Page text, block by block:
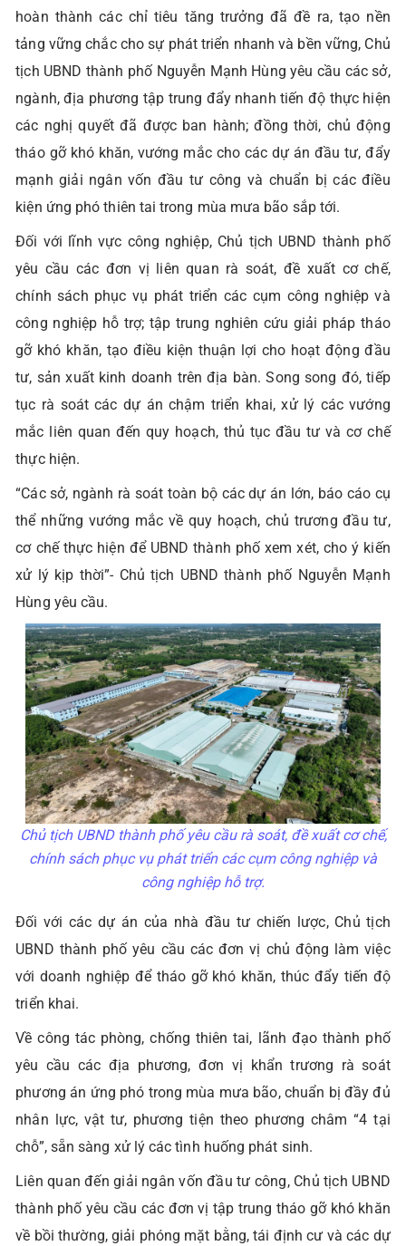
hoàn thành các chỉ tiêu tăng trưởng đã đề ra, tạo nền
tảng vững chắc cho sự phát triển nhanh và bền vững, Chủ
tịch UBND thành phố Nguyễn Mạnh Hùng yêu cầu các sở,
ngành, địa phương tập trung đẩy nhanh tiến độ thực hiện
các nghị quyết đã được ban hành; đồng thời, chủ động
tháo gỡ khó khăn, vướng mắc cho các dự án đầu tư, đẩy
mạnh giải ngân vốn đầu tư công và chuẩn bị các điều
kiện ứng phó thiên tai trong mùa mưa bão sắp tới.
Đối với lĩnh vực công nghiệp, Chủ tịch UBND thành phố
yêu cầu các đơn vị liên quan rà soát, đề xuất cơ chế,
chính sách phục vụ phát triển các cụm công nghiệp và
công nghiệp hỗ trợ; tập trung nghiên cứu giải pháp tháo
gỡ khó khăn, tạo điều kiện thuận lợi cho hoạt động đầu
tư, sản xuất kinh doanh trên địa bàn. Song song đó, tiếp
tục rà soát các dự án chậm triển khai, xử lý các vướng
mắc liên quan đến quy hoạch, thủ tục đầu tư và cơ chế
thực hiện.
“Các sở, ngành rà soát toàn bộ các dự án lớn, báo cáo cụ
thể những vướng mắc về quy hoạch, chủ trương đầu tư,
cơ chế thực hiện để UBND thành phố xem xét, cho ý kiến
xử lý kịp thời”- Chủ tịch UBND thành phố Nguyễn Mạnh
Hùng yêu cầu.
Chủ tịch UBND thành phố yêu cầu rà soát, đề xuất cơ chế,
chính sách phục vụ phát triển các cụm công nghiệp và
công nghiệp hỗ trợ.
Đối với các dự án của nhà đầu tư chiến lược, Chủ tịch
UBND thành phố yêu cầu các đơn vị chủ động làm việc
với doanh nghiệp để tháo gỡ khó khăn, thúc đẩy tiến độ
triển khai.
Về công tác phòng, chống thiên tai, lãnh đạo thành phố
yêu cầu các địa phương, đơn vị khẩn trương rà soát
phương án ứng phó trong mùa mưa bão, chuẩn bị đầy đủ
nhân lực, vật tư, phương tiện theo phương châm “4 tại
chỗ”, sẵn sàng xử lý các tình huống phát sinh.
Liên quan đến giải ngân vốn đầu tư công, Chủ tịch UBND
thành phố yêu cầu các đơn vị tập trung tháo gỡ khó khăn
về bồi thường, giải phóng mặt bằng, tái định cư và các dự